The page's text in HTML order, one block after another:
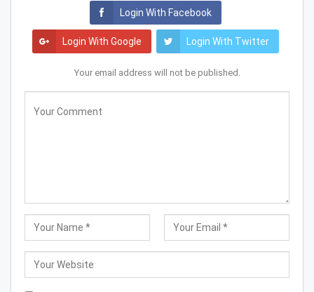
Login With Facebook
Login With Google Login With Twitter
Your email address will not be published.